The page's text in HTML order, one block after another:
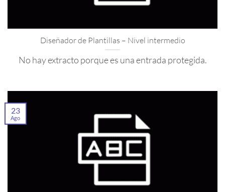
Diseñador de Plantillas – Nivel intermedio
No hay extracto porque es una entrada protegida.
23
Ago